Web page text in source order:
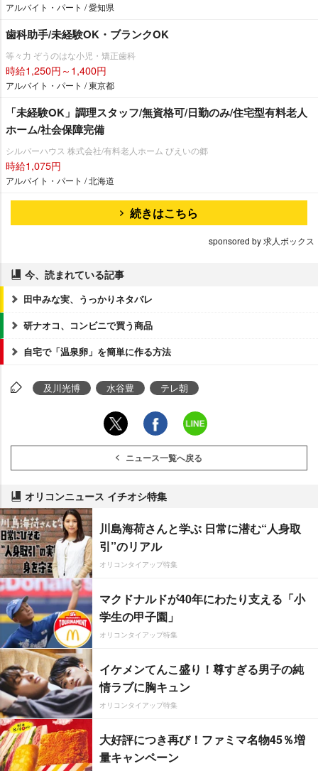
アルバイト・パート / 愛知県
歯科助手/未経験OK・ブランクOK
等々力 ぞうのはな小児・矯正歯科
時給1,250円～1,400円
アルバイト・パート / 東京都
「未経験OK」調理スタッフ/無資格可/日勤のみ/住宅型有料老人
ホーム/社会保障完備
シルバーハウス 株式会社/有料老人ホーム びえいの郷
時給1,075円
アルバイト・パート / 北海道
続きはこちら
sponsored by 求人ボックス
今、読まれている記事
田中みな実、うっかりネタバレ
研ナオコ、コンビニで買う商品
自宅で「温泉卵」を簡単に作る方法
及川光博 水谷豊 テレ朝
ニュース一覧へ戻る
オリコンニュース イチオシ特集
川島海荷さんと学ぶ 日常に潜む“人身取
引”のリアル
オリコンタイアップ特集
マクドナルドが40年にわたり支える「小
学生の甲子園」
オリコンタイアップ特集
イケメンてんこ盛り！尊すぎる男子の純
情ラブに胸キュン
オリコンタイアップ特集
大好評につき再び！ファミマ名物45％増
量キャンペーン